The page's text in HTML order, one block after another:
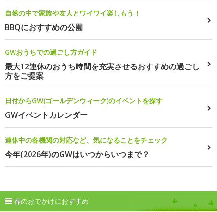
自然の中で家族や友人とワイワイ楽しもう！
BBQにおすすめの公園
GWおうちでの過ごし方ガイド
最大12連休のおうち時間を充実させるおすすめの過ごし
方をご提案
日付からGW(ゴールデンウィーク)のイベントを探す
GWイベントカレンダー
連休中の各機関の対応など、気になることをチェック
今年(2026年)のGWはいつからいつまで？
春のおでかけにおすすめ